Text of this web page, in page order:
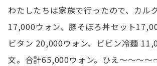
わたしたちは家族で行ったので、カル
17,000ウォン、豚そぼろ丼セット
ビタン 20,000ウォン、ビビン冷麺
文。合計65,000ウォン。ひえ〜〜〜〜